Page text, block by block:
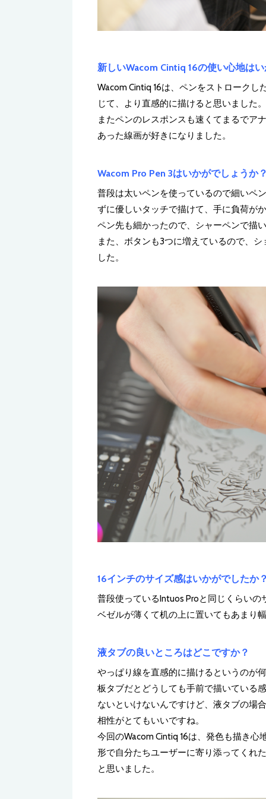
新しいWacom Cintiq 16の使い心地は
Wacom Cintiq 16は、ペンをストローク
じて、より直感的に描けると思いました。
またペンのレスポンスも速くてまるでア
あった線画が好きになりました。
Wacom Pro Pen 3はいかがでしょうか
普段は太いペンを使っているので細いペ
ずに優しいタッチで描けて、手に負荷が
ペン先も細かったので、シャーペンで描
また、ボタンも3つに増えているので、
した。
16インチのサイズ感はいかがでしたか
普段使っているIntuos Proと同じくらいの
ベゼルが薄くて机の上に置いてもあまり
液タブの良いところはどこですか？
やっぱり線を直感的に描けるというのが
板タブだとどうしても手前で描いている
ないといけないんですけど、液タブの場
相性がとてもいいですね。
今回のWacom Cintiq 16は、発色も描き
形で自分たちユーザーに寄り添ってくれ
と思いました。